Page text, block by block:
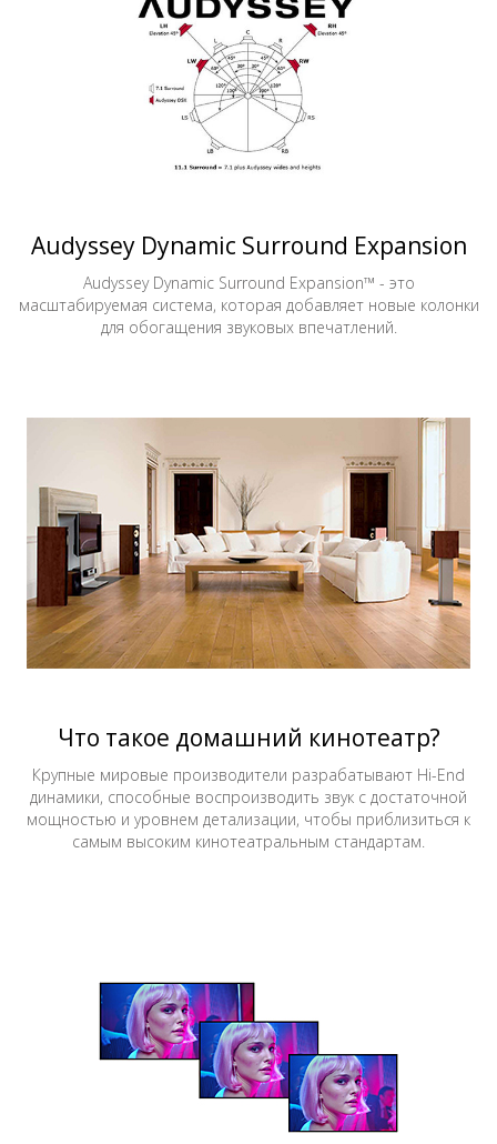
Audyssey Dynamic Surround Expansion
Audyssey Dynamic Surround Expansion™ - это
масштабируемая система, которая добавляет новые колонки
для обогащения звуковых впечатлений.
Что такое домашний кинотеатр?
Крупные мировые производители разрабатывают Hi-End
динамики, способные воспроизводить звук с достаточной
мощностью и уровнем детализации, чтобы приблизиться к
самым высоким кинотеатральным стандартам.